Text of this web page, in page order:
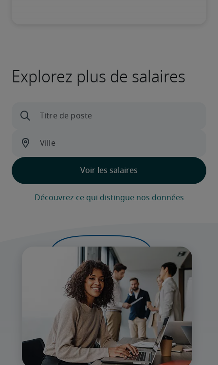
Explorez plus de salaires
Découvrez ce qui distingue nos données